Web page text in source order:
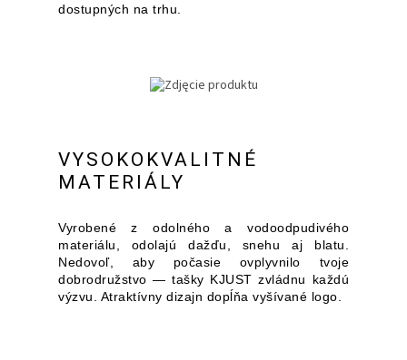
dostupných na trhu.
VYSOKOKVALITNÉ
MATERIÁLY
Vyrobené z odolného a vodoodpudivého
materiálu, odolajú dažďu, snehu aj blatu.
Nedovoľ, aby počasie ovplyvnilo tvoje
dobrodružstvo — tašky KJUST zvládnu každú
výzvu. Atraktívny dizajn dopĺňa vyšívané logo.